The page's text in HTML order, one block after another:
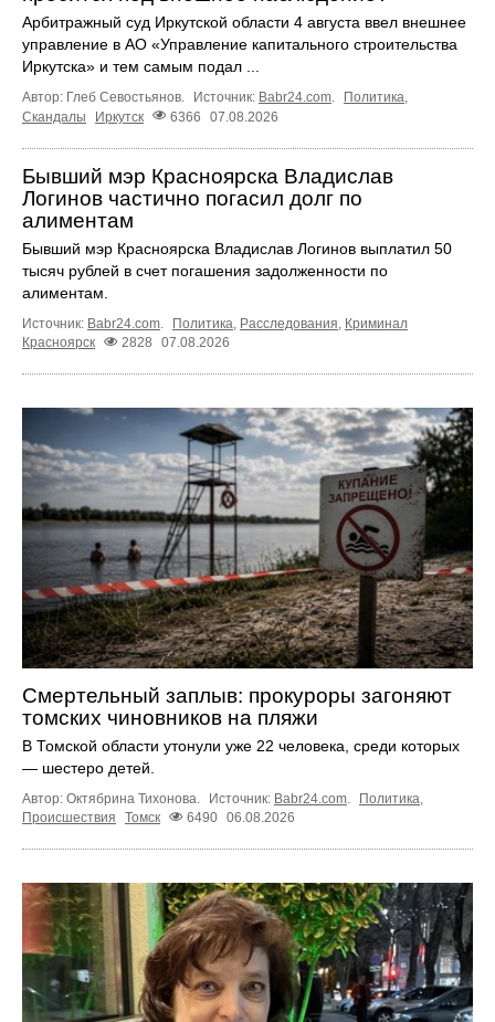
Арбитражный суд Иркутской области 4 августа ввел внешнее
управление в АО «Управление капитального строительства
Иркутска» и тем самым подал ...
Автор: Глеб Севостьянов. Источник: Babr24.com. Политика,
Скандалы
Иркутск 6366 07.08.2026
Бывший мэр Красноярска Владислав
Логинов частично погасил долг по
алиментам
Бывший мэр Красноярска Владислав Логинов выплатил 50
тысяч рублей в счет погашения задолженности по
алиментам.
Источник: Babr24.com Политика Расследования Криминал
Красноярск
2828 07.08.2026
Смертельный заплыв: прокуроры загоняют
томских чиновников на пляжи
В Томской области утонули уже 22 человека, среди которых
— шестеро детей.
Автор: Октябрина Тихонова. Источник: Babr24.com. Политика,
Происшествия
Томск 6490 06.08.2026